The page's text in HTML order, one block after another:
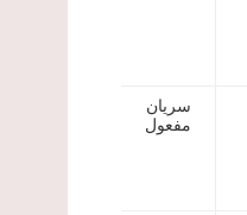
سريان
مفعول